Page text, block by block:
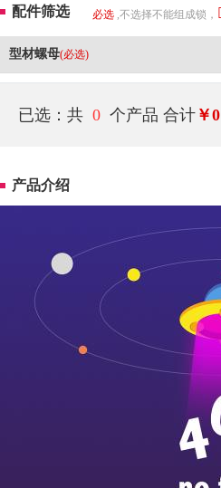
配件筛选 必选 ,不选择不能组成锁，
型材螺母(必选)
已选：共 0 个产品 合计 ￥0
产品介绍